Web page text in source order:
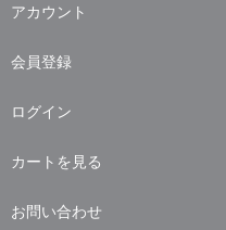
アカウント
会員登録
ログイン
カートを見る
お問い合わせ